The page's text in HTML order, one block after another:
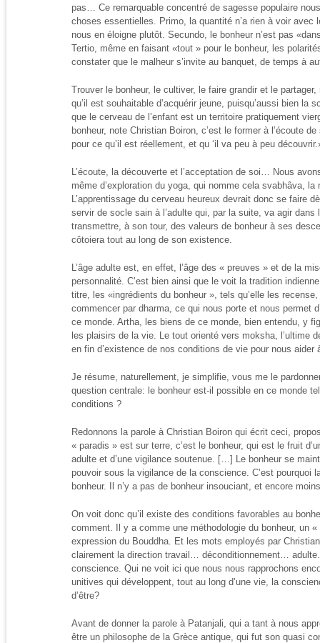
pas… Ce remarquable concentré de sagesse populaire
choses essentielles. Primo, la quantité n’a rien à voir avec
nous en éloigne plutôt. Secundo, le bonheur n’est pas
Tertio, même en faisant «tout » pour le bonheur, les
constater que le malheur s’invite au banquet, de temps à
Trouver le bonheur, le cultiver, le faire grandir et le
qu’il est souhaitable d’acquérir jeune, puisqu’aussi bien la
que le cerveau de l’enfant est un territoire pratiquement
bonheur, note Christian Boiron, c’est le former à l’écoute
pour ce qu’il est réellement, et qu ‘il va peu à peu
L’écoute, la découverte et l’acceptation de soi… Nous
même d’exploration du yoga, qui nomme cela svabhâva, la
L’apprentissage du cerveau heureux devrait donc se faire
servir de socle sain à l’adulte qui, par la suite, va agir
transmettre, à son tour, des valeurs de bonheur à ses
côtoiera tout au long de son existence.
L’âge adulte est, en effet, l’âge des « preuves » et de la
personnalité. C’est bien ainsi que le voit la tradition
titre, les «ingrédients du bonheur », tels qu’elle les
commencer par dharma, ce qui nous porte et nous permet
ce monde. Artha, les biens de ce monde, bien entendu, y
les plaisirs de la vie. Le tout orienté vers moksha, l’ultime
en fin d’existence de nos conditions de vie pour nous aider
Je résume, naturellement, je simplifie, vous me le
question centrale: le bonheur est-il possible en ce monde
conditions ?
Redonnons la parole à Christian Boiron qui écrit ceci,
« paradis » est sur terre, c’est le bonheur, qui est le fruit
adulte et d’une vigilance soutenue. […] Le bonheur se
pouvoir sous la vigilance de la conscience. C’est pourquoi
bonheur. Il n’y a pas de bonheur insouciant, et encore
On voit donc qu’il existe des conditions favorables au
comment. Il y a comme une méthodologie du bonheur, un
expression du Bouddha. Et les mots employés par
clairement la direction travail… déconditionnement…
conscience. Qui ne voit ici que nous nous rapprochons
unitives qui développent, tout au long d’une vie, la
d’être?
Avant de donner la parole à Patanjali, qui a tant à nous
être un philosophe de la Grèce antique, qui fut son quasi